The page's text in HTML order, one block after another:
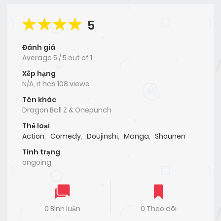
5
Đánh giá
Average 5 /5 out of 1
Xếp hạng
N/A, it has 108 views
Tên khác
Dragon Ball Z & Onepunch
Thể loại
Action, Comedy, Doujinshi, Manga, Shounen
Tình trạng
ongoing
0 Bình luận 0 Theo dõi